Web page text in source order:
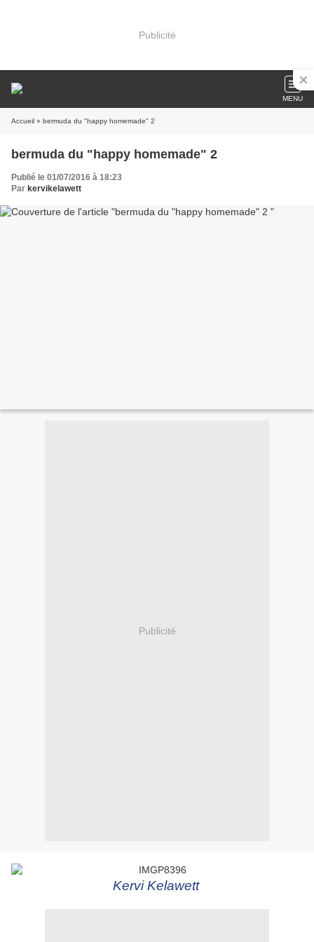
Publicité
MENU
Accueil » bermuda du "happy homemade" 2
bermuda du "happy homemade" 2
Publié le 01/07/2016 à 18:23
Par kervikelawett
Publicité
Kervi Kelawett